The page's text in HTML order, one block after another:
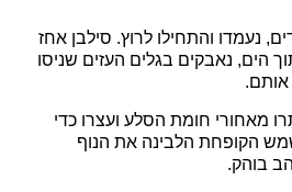
נעמדו והתחילו לרוץ. סילבן אחז
הים, נאבקים בגלים העזים שניסו
אותם.
מאחורי חומת הסלע ועצרו כדי
הקופחת הלבינה את הנוף
בוהק.